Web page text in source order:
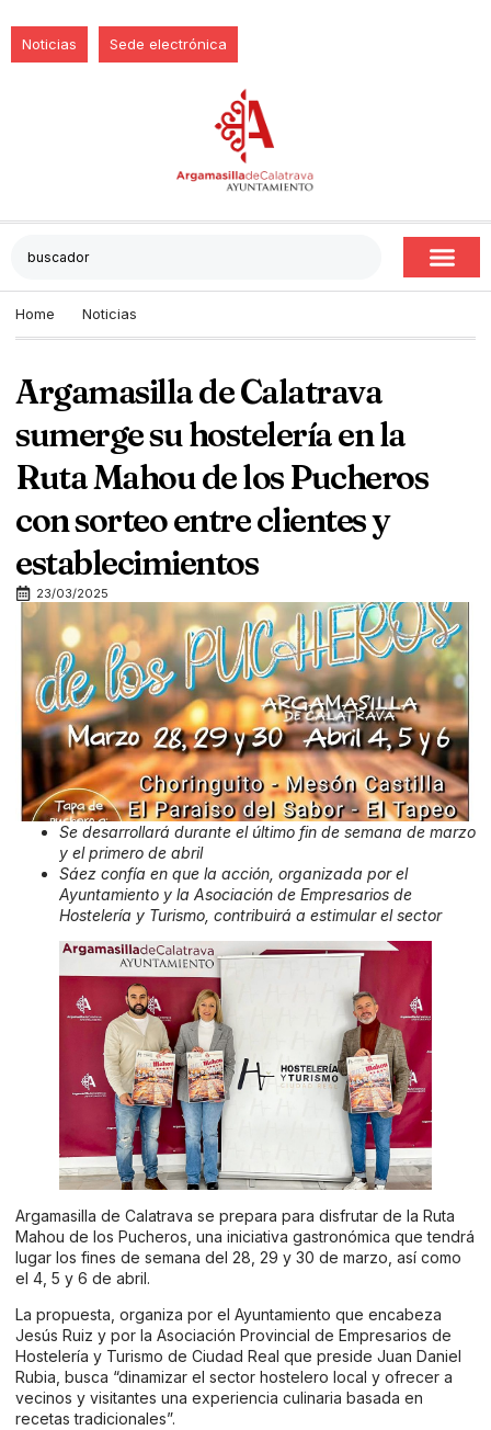
Noticias Sede electrónica
Home Noticias
Argamasilla de Calatrava
sumerge su hostelería en la
Ruta Mahou de los Pucheros
con sorteo entre clientes y
establecimientos
23/03/2025
Se desarrollará durante el último fin de semana de marzo
y el primero de abril
Sáez confía en que la acción, organizada por el
Ayuntamiento y la Asociación de Empresarios de
Hostelería y Turismo, contribuirá a estimular el sector
Argamasilla de Calatrava se prepara para disfrutar de la Ruta
Mahou de los Pucheros, una iniciativa gastronómica que tendrá
lugar los fines de semana del 28, 29 y 30 de marzo, así como
el 4, 5 y 6 de abril.
La propuesta, organiza por el Ayuntamiento que encabeza
Jesús Ruiz y por la Asociación Provincial de Empresarios de
Hostelería y Turismo de Ciudad Real que preside Juan Daniel
Rubia, busca “dinamizar el sector hostelero local y ofrecer a
vecinos y visitantes una experiencia culinaria basada en
recetas tradicionales”.